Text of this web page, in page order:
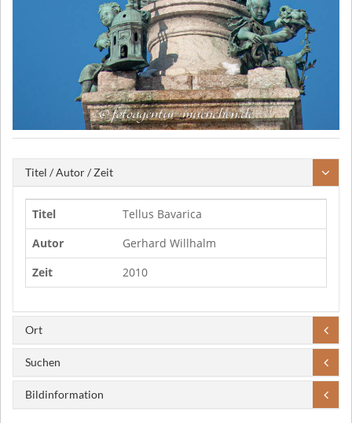
Titel / Autor / Zeit
Titel
Tellus Bavarica
Autor
Gerhard Willhalm
Zeit
2010
Ort
Suchen
Bildinformation